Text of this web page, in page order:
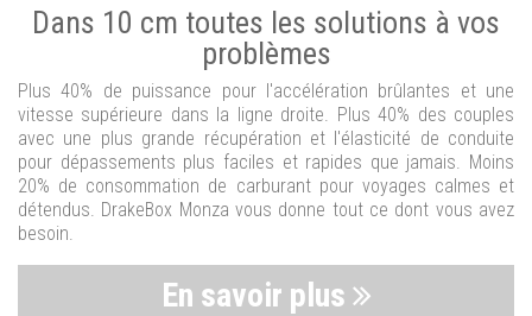
Dans 10 cm toutes les solutions à vos
problèmes
Plus 40% de puissance pour l'accélération brûlantes et une
vitesse supérieure dans la ligne droite. Plus 40% des couples
avec une plus grande récupération et l'élasticité de conduite
pour dépassements plus faciles et rapides que jamais. Moins
20% de consommation de carburant pour voyages calmes et
détendus. DrakeBox Monza vous donne tout ce dont vous avez
besoin.
En savoir plus